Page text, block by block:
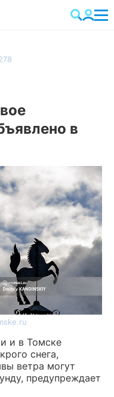
в
и в Томске
снега,
ветра могут
предупреждает